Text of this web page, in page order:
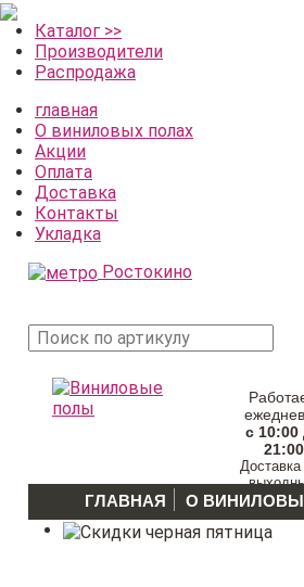
Каталог >>
Производители
Распродажа
главная
О виниловых полах
Акции
Оплата
Доставка
Контакты
Укладка
Ростокино
с 10:00
21:00
Доставка
ГЛАВНАЯ О